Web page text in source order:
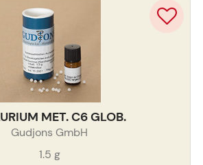
MET. C6 GLOB.
Gudjons GmbH
1.5 g